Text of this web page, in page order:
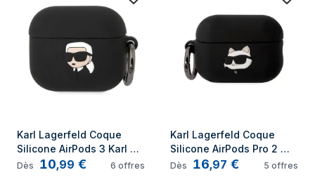
Karl Lagerfeld Coque
Silicone AirPods 3 Karl
Head 3D Luxe Antichoc
Dès 10,99 € 6 offres
Karl Lagerfeld Coque
Silicone AirPods Pro 2
Choupette Head 3D Luxe
Dès 16,97 € 5 offres